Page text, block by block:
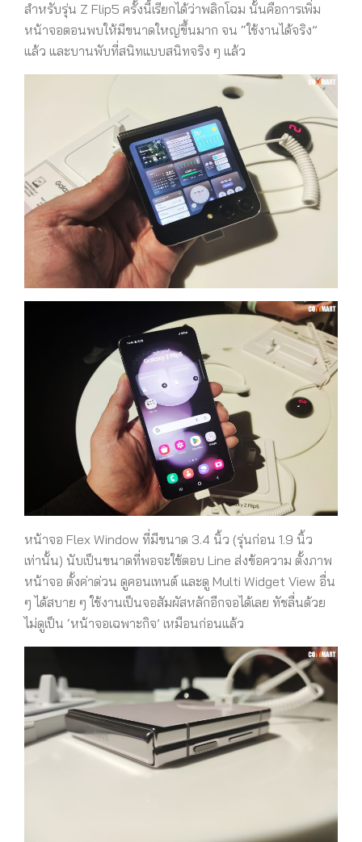
สำหรับรุ่น Z Flip5 ครั้งนี้เรียกได้ว่าพลิกโฉม นั้นคือการเพิ่ม
หน้าจอตอนพบให้มีขนาดใหญ่ขึ้นมาก จน “ใช้งานได้จริง”
แล้ว และบานพับที่สนิทแบบสนิทจริง ๆ แล้ว
หน้าจอ Flex Window ที่มีขนาด 3.4 นิ้ว (รุ่นก่อน 1.9 นิ้ว
เท่านั้น) นับเป็นขนาดที่พอจะใช้ตอบ Line ส่งข้อความ ตั้งภาพ
หน้าจอ ตั้งค่าด่วน ดูคอนเทนต์ และดู Multi Widget View อื่น
ๆ ได้สบาย ๆ ใช้งานเป็นจอสัมผัสหลักอีกจอได้เลย ทัชลื่นด้วย
ไม่ดูเป็น ‘หน้าจอเฉพาะกิจ’ เหมือนก่อนแล้ว